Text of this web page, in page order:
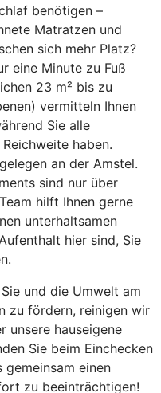
benötigen –
Matratzen und
sich mehr Platz?
eine Minute zu Fuß
23 m² bis zu
vermitteln Ihnen
Sie alle
haben.
an der Amstel.
sind nur über
hilft Ihnen gerne
unterhaltsamen
hier sind, Sie
und die Umwelt am
zu fördern, reinigen wir
unsere hauseigene
Sie beim Einchecken
gemeinsam einen
zu beeinträchtigen!